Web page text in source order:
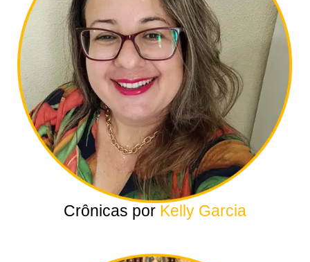
Crônicas por Kelly Garcia